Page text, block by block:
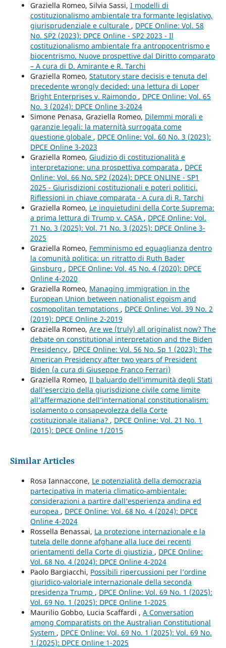
Graziella Romeo, Silvia Sassi, I modelli di
costituzionalismo ambientale tra formante legislativo,
giurisprudenziale e culturale , DPCE Online: Vol. 58
No. SP2 (2023): DPCE Online - SP2 2023 - Il
costituzionalismo ambientale fra antropocentrismo e
biocentrismo. Nuove prospettive dal Diritto comparato
– A cura di D. Amirante e R. Tarchi
Graziella Romeo, Statutory stare decisis e tenuta del
precedente wrongly decided: una lettura di Loper
Bright Enterprises v. Raimondo , DPCE Online: Vol. 65
No. 3 (2024): DPCE Online 3-2024
Simone Penasa, Graziella Romeo, Dilemmi morali e
garanzie legali: la maternità surrogata come
questione globale , DPCE Online: Vol. 60 No. 3 (2023):
DPCE Online 3-2023
Graziella Romeo, Giudizio di costituzionalità e
interpretazione: una prospettiva comparata , DPCE
Online: Vol. 66 No. SP2 (2024): DPCE ONLINE - SP1
2025 - Giurisdizioni costituzionali e poteri politici.
Riflessioni in chiave comparata - A cura di R. Tarchi
Graziella Romeo, Le inquietudini della Corte Suprema:
a prima lettura di Trump v. CASA , DPCE Online: Vol.
71 No. 3 (2025): Vol. 71 No. 3 (2025): DPCE Online 3-
2025
Graziella Romeo, Femminismo ed eguaglianza dentro
la comunità politica: un ritratto di Ruth Bader
Ginsburg , DPCE Online: Vol. 45 No. 4 (2020): DPCE
Online 4-2020
Graziella Romeo, Managing immigration in the
European Union between nationalist egoism and
cosmopolitan temptations , DPCE Online: Vol. 39 No. 2
(2019): DPCE Online 2-2019
Graziella Romeo, Are we (truly) all originalist now? The
debate on constitutional interpretation and the Biden
Presidency , DPCE Online: Vol. 56 No. Sp 1 (2023): The
American Presidency after two years of President
Biden (a cura di Giuseppe Franco Ferrari)
Graziella Romeo, Il baluardo dell’immunità degli Stati
dall’esercizio della giurisdizione civile come limite
all’affermazione dell’international constitutionalism:
isolamento o consapevolezza della Corte
costituzionale italiana? , DPCE Online: Vol. 21 No. 1
(2015): DPCE Online 1/2015
Similar Articles
Rosa Iannaccone, Le potenzialità della democrazia
partecipativa in materia climatico-ambientale:
considerazioni a partire dall’esperienza andina ed
europea , DPCE Online: Vol. 68 No. 4 (2024): DPCE
Online 4-2024
Rossella Benassai, La protezione internazionale e la
tutela delle donne afghane alla luce dei recenti
orientamenti della Corte di giustizia , DPCE Online:
Vol. 68 No. 4 (2024): DPCE Online 4-2024
Paolo Bargiacchi, Possibili ripercussioni per l’ordine
giuridico-valoriale internazionale della seconda
presidenza Trump , DPCE Online: Vol. 69 No. 1 (2025):
Vol. 69 No. 1 (2025): DPCE Online 1-2025
Maurilio Gobbo, Lucia Scaffardi , A Conversation
among Comparatists on the Australian Constitutional
System , DPCE Online: Vol. 69 No. 1 (2025): Vol. 69 No.
1 (2025): DPCE Online 1-2025